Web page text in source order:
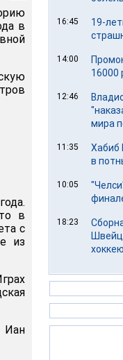
в
в
с
из
Иан
16:45
19-
14:00
16000
12:46
мира
11:35
Хабиб
в
10:05
18:23
хоккею